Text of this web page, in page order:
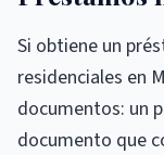
Si obtiene un
residenciales en
documentos: un
documento que